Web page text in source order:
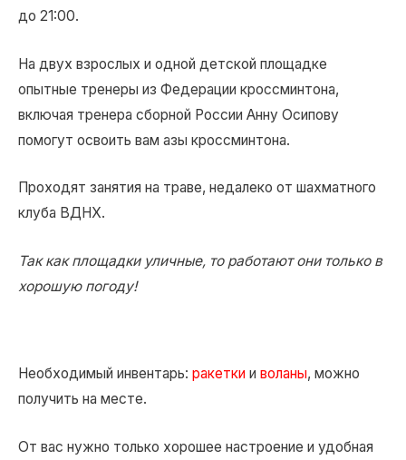
до 21:00.
На двух взрослых и одной детской площадке
опытные тренеры из Федерации кроссминтона,
включая тренера сборной России Анну Осипову
помогут освоить вам азы кроссминтона.
Проходят занятия на траве, недалеко от шахматного
клуба ВДНХ.
Так как площадки уличные, то работают они только в
хорошую погоду!
Необходимый инвентарь:ракетки иволаны, можно
получить на месте.
От вас нужно только хорошее настроение и удобная